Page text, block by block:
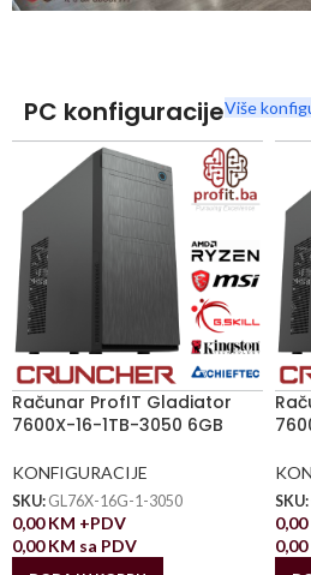
PC konfiguracijeViše
Računar ProfIT Gladiator
7600X-16-1TB-3050 6GB
KONFIGURACIJE
SKU: GL76X-16G-1-3050
0,00KM +PDV
0,00KM sa PDV
SKU:
0,00
0,00